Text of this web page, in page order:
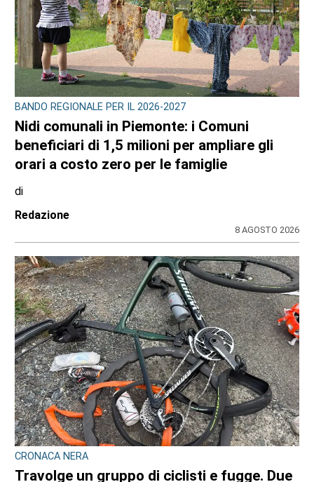
GIOVANI IN TV
Edoardo Colombatto da Varisella sbanca
La Ruota della Fortuna: orgoglio cittadino e
100 e lode
Angela Pastore
8 AGOSTO 2026